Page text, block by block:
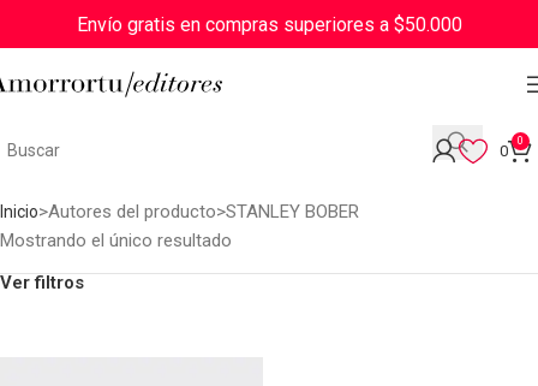
Envío gratis en compras superiores a $50.000
0
0
Inicio Autores del producto STANLEY BOBER
Mostrando el único resultado
Ver filtros